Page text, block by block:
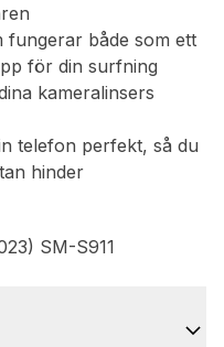
både som ett
för din surfning
kameralinsers
telefon perfekt, så du
hinder
SM-S911